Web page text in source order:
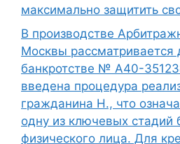
максимально защитить
В производстве
Москвы рассматривается
банкротстве № А40-
введена процедура
гражданина Н., что
одну из ключевых стадий
физического лица. Для